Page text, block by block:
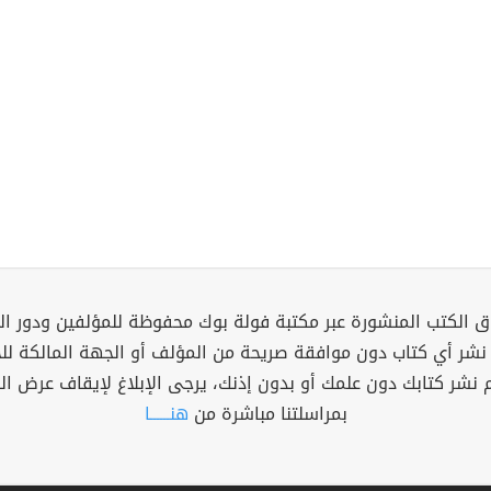
الكتب المنشورة عبر مكتبة فولة بوك محفوظة للمؤلفين ودور
نشر أي كتاب دون موافقة صريحة من المؤلف أو الجهة المالكة
نشر كتابك دون علمك أو بدون إذنك، يرجى الإبلاغ لإيقاف عرض
بمراسلتنا مباشرة من هنــــــا